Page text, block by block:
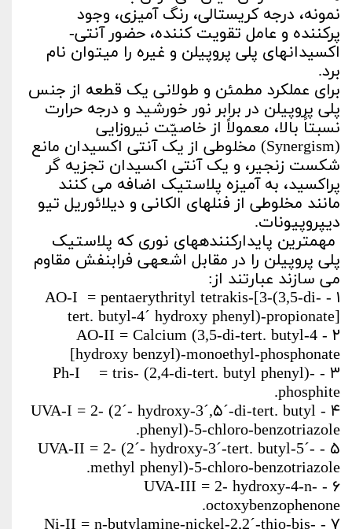
نمونه، درجه کریستالی، رنگ ­آمیزی، وجود
پرکننده و عامل تقویت­ کننده، حضور آنتی­
اکسیدان­های پلی ­پروپیلن و غیره را می­توان نام
برد.
برای عملکرد مطمئن و طولانی یک قطعه از جنس
پلی­ پروپیلن در برابر نور خورشید و درجه حرارت
نسبتاً بالا، معمولاً از خاصیّت نیروزایی
(Synergism) مخلوطی از یک آنتی ­اکسیدان مانع
شکست زنجیر، و یک آنتی ­اکسیدان تجزیه­ گر
پراکسید، به آمیزه پلاستیک اضافه می­ کنند
مانند مخلوطی از فنل­های الکانی و دی­لائوریل تیو
دی­پروپیونات.
مهمترین پایدارکننده­های نوری که پلاستیک
پلی­ پروپیلن را در مقابل اشعه­ی فرابنفش مقاوم
می­ سازند عبارتند از:
۱ - AO-I = pentaerythrityl tetrakis-[3-(3,5-di-
tert. butyl-4´ hydroxy phenyl)-propionate]
۲ - AO-II = Calcium (3,5-di-tert. butyl-4
hydroxy benzyl)-monoethyl-phosphonate]
۳ - Ph-I = tris- (2,4-di-tert. butyl phenyl)-
phosphite.
۴ - UVA-I = 2- (2´- hydroxy-3´,۵´-di-tert. butyl
phenyl)-5-chloro-benzotriazole.
۵ - UVA-II = 2- (2´- hydroxy-3´-tert. butyl-5´-
methyl phenyl)-5-chloro-benzotriazole.
۶ - UVA-III = 2- hydroxy-4-n-
octoxybenzophenone.